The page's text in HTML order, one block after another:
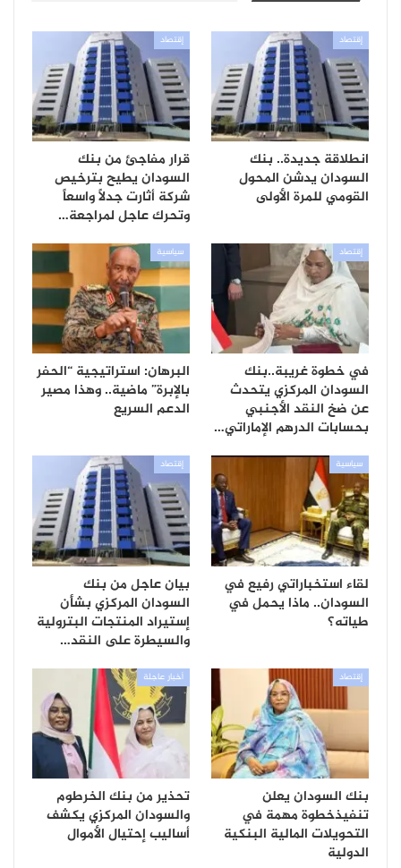
إقتصاد
انطلاقة جديدة.. بنك
السودان يدشن المحول
القومي للمرة الأولى
إقتصاد
قرار مفاجئ من بنك
السودان يطيح بترخيص
شركة أثارت جدلاً واسعاً
وتحرك عاجل لمراجعة…
إقتصاد
في خطوة غريبة..بنك
السودان المركزي يتحدث
عن ضخ النقد الأجنبي
بحسابات الدرهم الإماراتي…
سياسية
البرهان: استراتيجية “الحفر
بالإبرة” ماضية.. وهذا مصير
الدعم السريع
سياسية
لقاء استخباراتي رفيع في
السودان.. ماذا يحمل في
طياته؟
إقتصاد
بيان عاجل من بنك
السودان المركزي بشأن
إستيراد المنتجات البترولية
والسيطرة على النقد…
إقتصاد
بنك السودان يعلن
تنفيذخطوة مهمة في
التحويلات المالية البنكية
الدولية
أخبار عاجلة
تحذير من بنك الخرطوم
والسودان المركزي يكشف
أساليب إحتيال الأموال